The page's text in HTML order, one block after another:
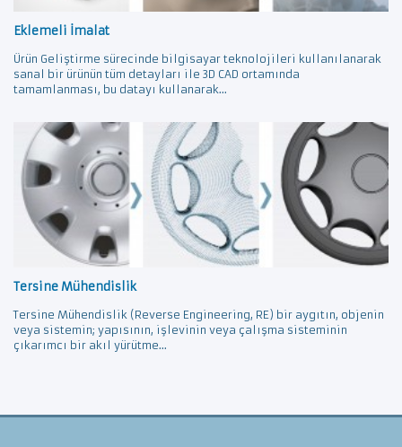
Eklemeli İmalat
Ürün Geliştirme sürecinde bilgisayar teknolojileri kullanılanarak
sanal bir ürünün tüm detayları ile 3D CAD ortamında
tamamlanması, bu datayı kullanarak...
Tersine Mühendislik
Tersine Mühendislik (Reverse Engineering, RE) bir aygıtın, objenin
veya sistemin; yapısının, işlevinin veya çalışma sisteminin
çıkarımcı bir akıl yürütme...